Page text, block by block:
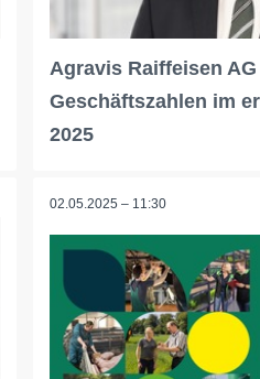
Agravis Raiffeisen
Geschäftszahlen im
2025
02.05.2025 – 11:30